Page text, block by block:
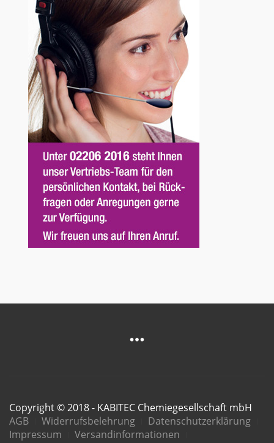
Copyright © 2018 - KABITEC Chemiegesellschaft mbH
AGB
Widerrufsbelehrung
Datenschutzerklärung
Impressum
Versandinformationen